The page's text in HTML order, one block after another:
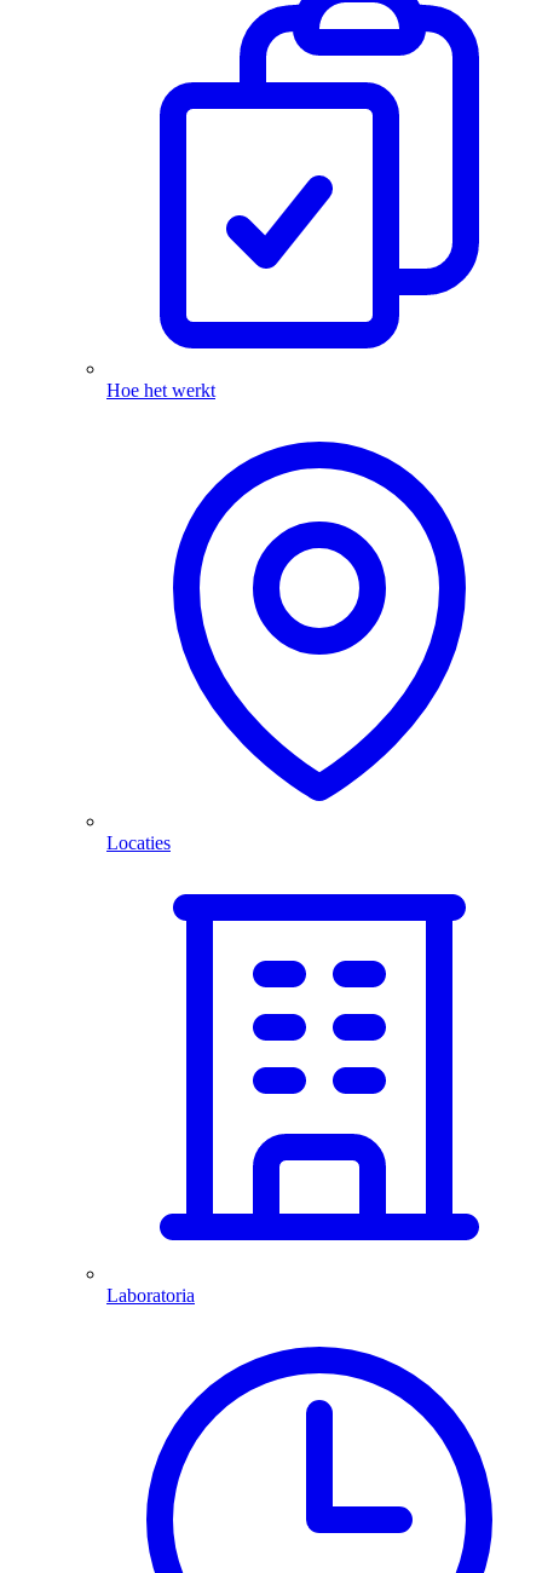
Hoe het werkt
Locaties
Laboratoria